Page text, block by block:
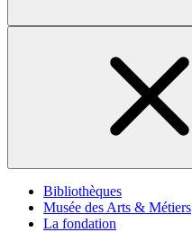
Bibliothèques
Musée des Arts & Métiers
La fondation